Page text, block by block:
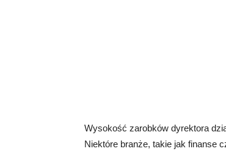
Wysokość zarobków dyrektora
Niektóre branże, takie jak finanse